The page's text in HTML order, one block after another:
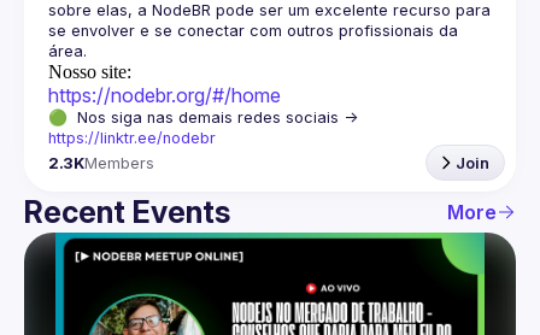
sobre elas, a NodeBR pode ser um excelente recurso para
se envolver e se conectar com outros profissionais da
Nosso site:
https://nodebr.org/#/home
https://linktr.ee/nodebr
2.3KMembers Join
Recent Events More